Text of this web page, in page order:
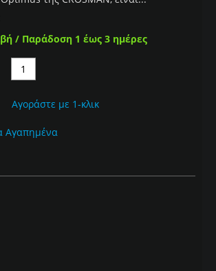
/ Παράδοση 1 έως 3 ημέρες
Αγοράστε με 1-κλικ
Αγαπημένα